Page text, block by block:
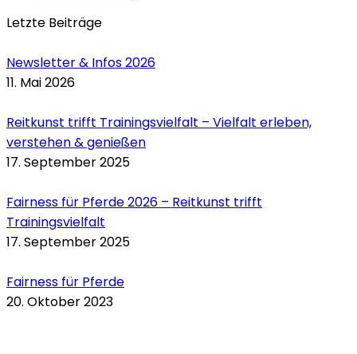
Letzte Beiträge
Newsletter & Infos 2026
11. Mai 2026
Reitkunst trifft Trainingsvielfalt – Vielfalt erleben,
verstehen & genießen
17. September 2025
Fairness für Pferde 2026 – Reitkunst trifft
Trainingsvielfalt
17. September 2025
Fairness für Pferde
20. Oktober 2023